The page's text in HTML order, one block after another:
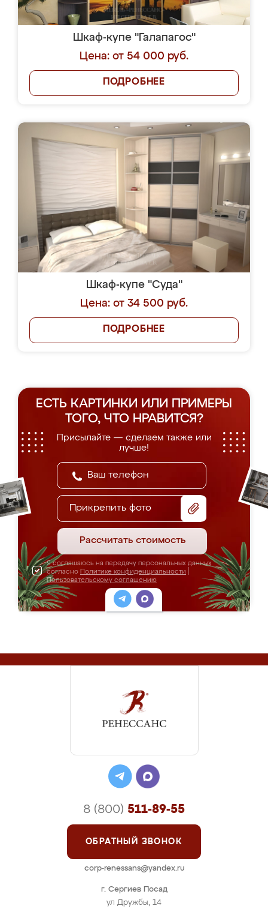
Шкаф-купе "Галапагос"
Цена: от 54 000 руб.
ПОДРОБНЕЕ
Шкаф-купе "Суда"
Цена: от 34 500 руб.
ПОДРОБНЕЕ
ЕСТЬ КАРТИНКИ ИЛИ ПРИМЕРЫ
ТОГО, ЧТО НРАВИТСЯ?
Присылайте — сделаем также или
лучше!
Прикрепить фото
Рассчитать стоимость
Я соглашаюсь на передачу персональных данных
согласно Политике конфиденциальности
Пользовательскому соглашению
г. Сергиев Посад
ул Дружбы, 14
8 (800) 511-89-55
ОБРАТНЫЙ ЗВОНОК
corp-renessans@yandex.ru